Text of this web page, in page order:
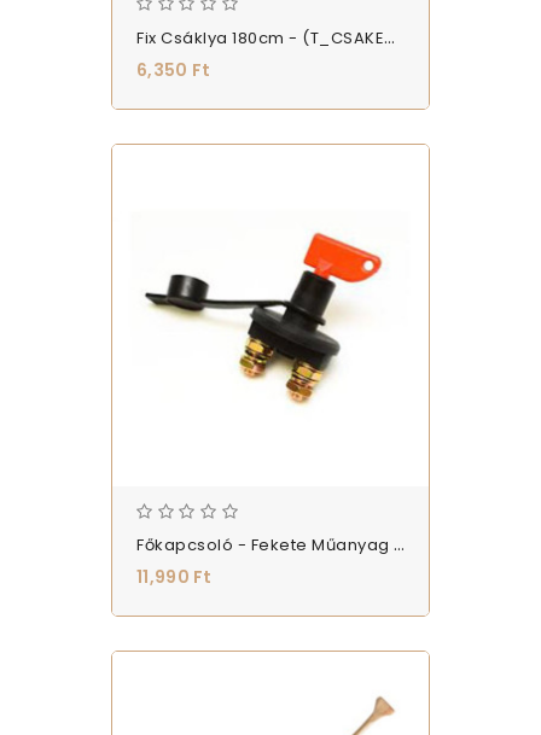
Fix Csáklya 180cm - (T_CSAKE_50040)
6,350 Ft
Főkapcsoló - Fekete Műanyag Ház - (567025)
11,990 Ft